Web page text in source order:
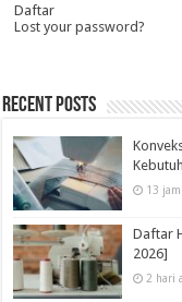
Daftar
Lost your password?
Recent Posts
13
Daftar
2026]
2 hari